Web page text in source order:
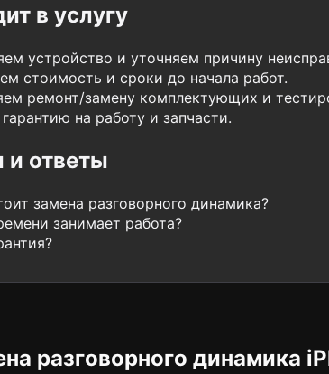
в услугу
устройство и уточняем причину
стоимость и сроки до начала работ.
ремонт/замену комплектующих и
на работу и запчасти.
и ответы
замена разговорного динамика?
занимает работа?
разговорного динамика